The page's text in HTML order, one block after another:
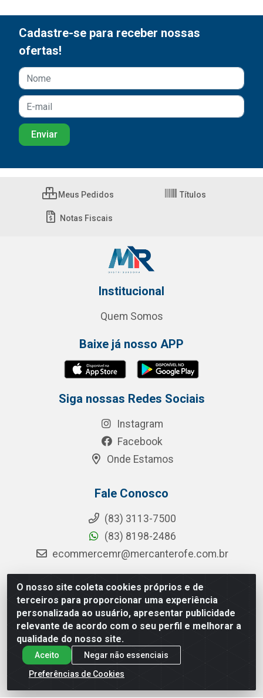
O nosso site coleta cookies próprios e de
terceiros para proporcionar uma experiência
personalizada ao usuário, apresentar publicidade
relevante de acordo com o seu perfil e melhorar a
qualidade do nosso site.
Aceito
Negar não essenciais
Preferências de Cookies
Cadastre-se para receber nossas
ofertas!
Meus Pedidos Títulos
Notas Fiscais
Institucional
Quem Somos
Baixe já nosso APP
Siga nossas Redes Sociais
Instagram
Facebook
Onde Estamos
Fale Conosco
(83) 3113-7500
(83) 8198-2486
ecommercemr@mercanterofe.com.br
MR Distribuidora - Rua Hortêncio Ribeiro de Luna, 3777 -
Distrito Industrial, João Pessoa/PB - CEP 58081-400 -
CNPJ 35.428.312/0001-85